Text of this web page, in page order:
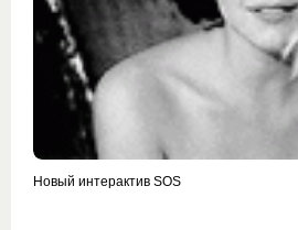
Новый интерактив SOS